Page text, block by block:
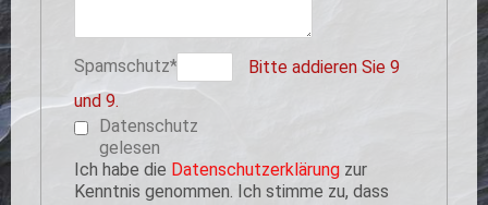
Pflichtfeld
Spamschutz*
Bitte addieren Sie 9
und 9.
Datenschutz
gelesen
Ich habe die Datenschutzerklärung zur
Kenntnis genommen. Ich stimme zu, dass